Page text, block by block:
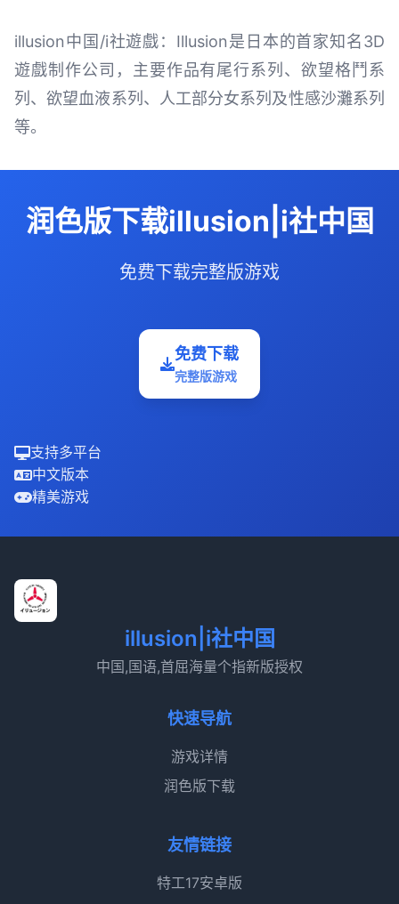
illusion中国/i社遊戲：Illusion是日本的首家知名3D
遊戲制作公司，主要作品有尾行系列、欲望格鬥系
列、欲望血液系列、人工部分女系列及性感沙灘系列
等。
润色版下载illusion|i社中国
免费下载完整版游戏
免费下载
完整版游戏
支持多平台
中文版本
精美游戏
illusion|i社中国
中国,国语,首屈海量个指新版授权
快速导航
游戏详情
润色版下载
友情链接
特工17安卓版